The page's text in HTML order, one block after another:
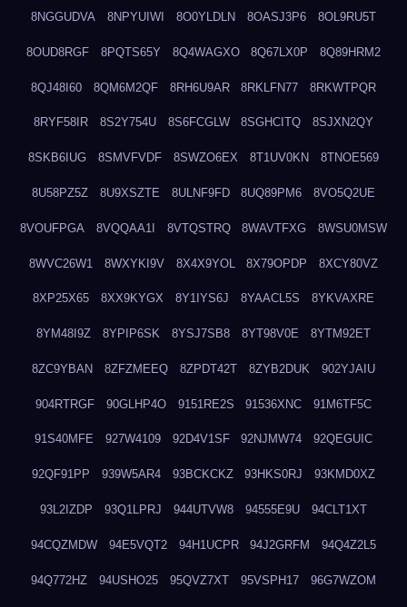
8NGGUDVA 8NPYUIWI 8O0YLDLN 8OASJ3P6 8OL9RU5T
8OUD8RGF 8PQTS65Y 8Q4WAGXO 8Q67LX0P 8Q89HRM2
8QJ48I60 8QM6M2QF 8RH6U9AR 8RKLFN77 8RKWTPQR
8RYF58IR 8S2Y754U 8S6FCGLW 8SGHCITQ 8SJXN2QY
8SKB6IUG 8SMVFVDF 8SWZO6EX 8T1UV0KN 8TNOE569
8U58PZ5Z 8U9XSZTE 8ULNF9FD 8UQ89PM6 8VO5Q2UE
8VOUFPGA 8VQQAA1I 8VTQSTRQ 8WAVTFXG 8WSU0MSW
8WVC26W1 8WXYKI9V 8X4X9YOL 8X79OPDP 8XCY80VZ
8XP25X65 8XX9KYGX 8Y1IYS6J 8YAACL5S 8YKVAXRE
8YM48I9Z 8YPIP6SK 8YSJ7SB8 8YT98V0E 8YTM92ET
8ZC9YBAN 8ZFZMEEQ 8ZPDT42T 8ZYB2DUK 902YJAIU
904RTRGF 90GLHP4O 9151RE2S 91536XNC 91M6TF5C
91S40MFE 927W4109 92D4V1SF 92NJMW74 92QEGUIC
92QF91PP 939W5AR4 93BCKCKZ 93HKS0RJ 93KMD0XZ
93L2IZDP 93Q1LPRJ 944UTVW8 94555E9U 94CLT1XT
94CQZMDW 94E5VQT2 94H1UCPR 94J2GRFM 94Q4Z2L5
94Q772HZ 94USHO25 95QVZ7XT 95VSPH17 96G7WZOM